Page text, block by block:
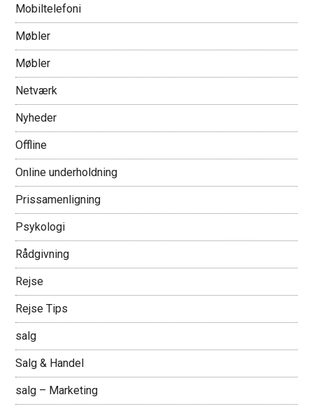
Mobiltelefoni
Møbler
Møbler
Netværk
Nyheder
Offline
Online underholdning
Prissamenligning
Psykologi
Rådgivning
Rejse
Rejse Tips
salg
Salg & Handel
salg – Marketing